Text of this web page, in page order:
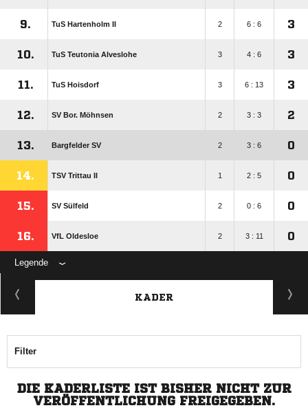
9. TuS Hartenholm II 2 6 : 6 3
10. TuS Teutonia Alveslohe 3 4 : 6 3
11. TuS Hoisdorf 3 6 : 13 3
12. SV Bor. Möhnsen 2 3 : 3 2
13. Bargfelder SV 2 3 : 6 0
14. TSV Trittau II 1 2 : 5 0
15. SV Sülfeld 2 0 : 6 0
16. VfL Oldesloe 2 3 : 11 0
Legende
KADER
Filter
DIE KADERLISTE IST BISHER NICHT ZUR
VERÖFFENTLICHUNG FREIGEGEBEN.